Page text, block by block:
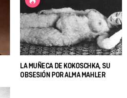
LA MUÑECA DE KOKOSCHKA, SU
OBSESIÓN POR ALMA MAHLER